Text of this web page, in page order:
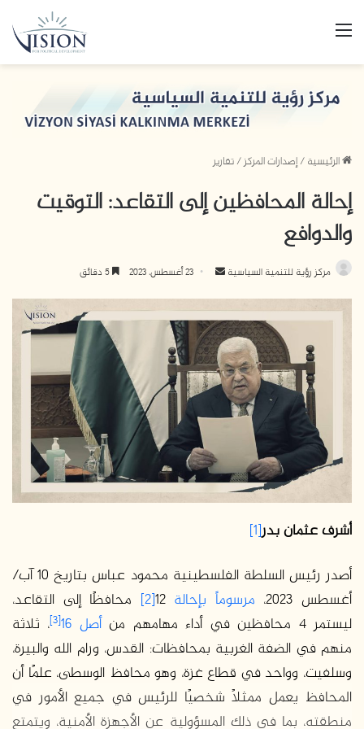
القائمة
الرئيسية/إصدارات المركز/تقارير
إحالة المحافظين إلى التقاعد: التوقيت
والدوافع
مركز رؤية للتنمية السياسية
أرسل
إلكترونيا
23 أغسطس، 2023
أشرف عثمان بدر[1]
أصدر رئيس السلطة الفلسطينية محمود عباس بتاريخ 10 آب/
أغسطس 2023،
مرسوماً بإحالة 12
[2]
محافظًا إلى التقاعد،
ليستمر 4 محافظين في أداء مهامهم من
أصل 16 [3] ، ثلاثة
منهم في الضفة الغربية بمحافظات: القدس، ورام الله والبيرة،
وسلفيت، وواحد في قطاع غزة، وهو محافظ الوسطى، علمًا أن
المحافظ يعمل ممثلًا شخصيًا للرئيس في جميع الأمور في
منطقته، بما في ذلك المسؤولية عن الأجهزة الأمنية، ويتمتع